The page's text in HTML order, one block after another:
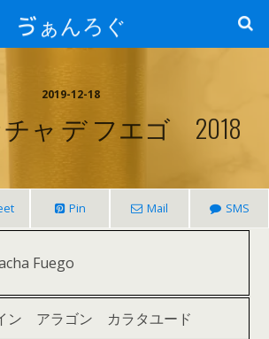
ゔぁんろぐ
2019-12-18
ャ デ フエゴ 2018
Pin Mail SMS
Fuego
ン アラゴン カラタユード